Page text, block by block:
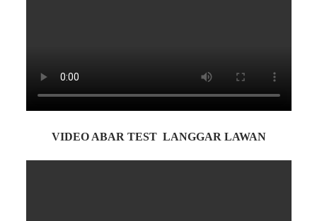
VIDEO ABAR TEST LANGGAR LAWAN